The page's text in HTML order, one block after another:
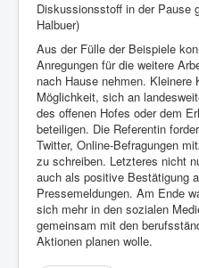
Diskussionsstoff in der Pause
Halbuer)
Aus der Fülle der Beispiele
Anregungen für die weitere
nach Hause nehmen. Kleinere
Möglichkeit, sich an
des offenen Hofes oder dem
beteiligen. Die Referentin
Twitter, Online-Befragungen
zu schreiben. Letzteres nicht
auch als positive Bestätigung
Pressemeldungen. Am Ende
sich mehr in den sozialen
gemeinsam mit den
Aktionen planen wolle.